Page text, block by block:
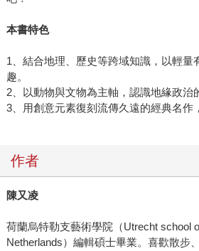
本書特色
1、結合地理、歷史等跨域知識，以輕量
趣。
2、以動物與文物為主軸，認識地緣政治
3、用創意元素復刻流傳久遠的經典名作
作者
陳又凌
荷蘭烏特勒支藝術學院（Utrecht school
Netherlands）編輯碩士畢業。喜歡散步